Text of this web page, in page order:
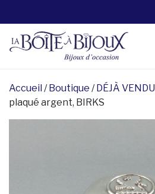
Accueil /Boutique /DÉJÀ VENDU
plaqué argent, BIRKS